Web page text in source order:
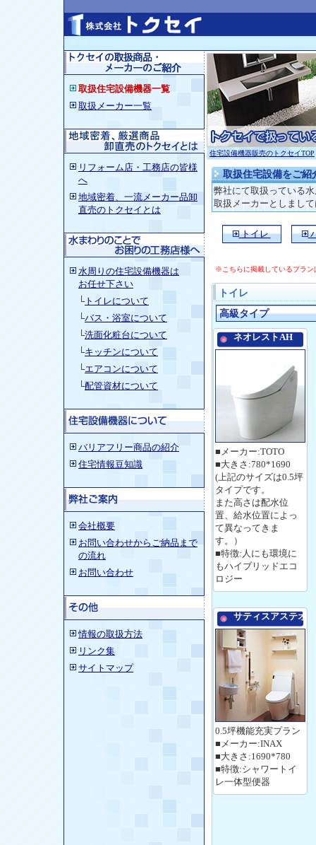
取扱住宅設備機器一覧
取扱メーカー一覧
リフォーム店・工務店の皆様
へ
地域密着、一流メーカー品卸
直売のトクセイとは
水周りの住宅設備機器は
お任せ下さい
└トイレについて
└バス・浴室について
└洗面化粧台について
└キッチンについて
└エアコンについて
└配管資材について
バリアフリー商品の紹介
住宅情報豆知識
会社概要
お問い合わせからご納品まで
の流れ
お問い合わせ
情報の取扱方法
リンク集
サイトマップ
住宅設備機器販売のトクセイTOP
取扱住宅設備をご紹
弊社にて取扱っている
取扱メーカーとしまし
トイレ
※こちらに掲載しているプラン
トイレ
高級タイプ
ネオレストAH
■メーカー:TOTO
■大きさ:780*1690
(上記のサイズは0.5坪
タイプです。
また高さは配水位
置、給水位置によっ
て異なってきま
す。）
■特徴:人にも環境に
もハイブリッドエコ
ロジー
サティスアステオ
0.5坪機能充実プラン
■メーカー:INAX
■大きさ:1690*780
■特徴:シャワートイ
レ一体型便器